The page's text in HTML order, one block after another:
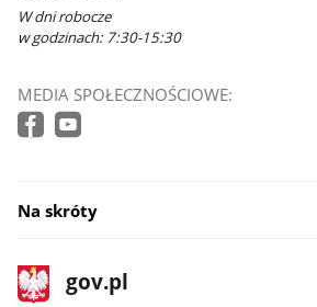
W dni robocze
w godzinach: 7:30-15:30
MEDIA SPOŁECZNOŚCIOWE:
Na skróty
stopka
gov.pl
Strona
gov.pl